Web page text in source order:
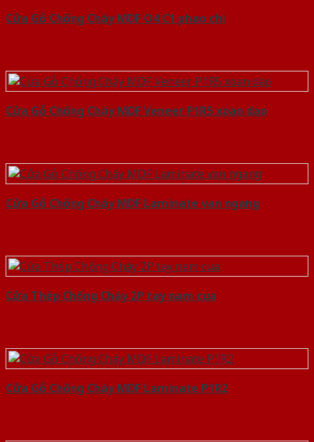
Cửa Gỗ Chống Cháy MDF O4 C1 phao chi
Cửa Gỗ Chống Cháy MDF Veneer P1R5 xoan dao
Cửa Gỗ Chống Cháy MDF Laminate van ngang
Cửa Thép Chống Cháy 2P tay nam cua
Cửa Gỗ Chống Cháy MDF Laminate P1R2